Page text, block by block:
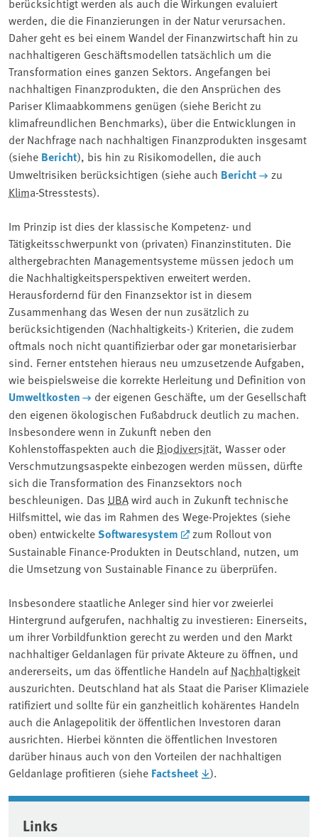
werden, die die Finanzierungen in der Natur verursachen.
Daher geht es bei einem Wandel der Finanzwirtschaft hin zu
nachhaltigeren Geschäftsmodellen tatsächlich um die
Transformation eines ganzen Sektors. Angefangen bei
nachhaltigen Finanzprodukten, die den Ansprüchen des
Pariser Klimaabkommens genügen (siehe Bericht zu
klimafreundlichen Benchmarks), über die Entwicklungen in
der Nachfrage nach nachhaltigen Finanzprodukten insgesamt
(siehe Bericht), bis hin zu Risikomodellen, die auch
Umweltrisiken berücksichtigen (siehe auch Bericht
zu
Klima-Stresstests).
Im Prinzip ist dies der klassische Kompetenz- und
Tätigkeitsschwerpunkt von (privaten) Finanzinstituten. Die
althergebrachten Managementsysteme müssen jedoch um
die Nachhaltigkeitsperspektiven erweitert werden.
Herausfordernd für den Finanzsektor ist in diesem
Zusammenhang das Wesen der nun zusätzlich zu
berücksichtigenden (Nachhaltigkeits-) Kriterien, die zudem
oftmals noch nicht quantifizierbar oder gar monetarisierbar
sind. Ferner entstehen hieraus neu umzusetzende Aufgaben,
wie beispielsweise die korrekte Herleitung und Definition von
Umweltkosten
der eigenen Geschäfte, um der Gesellschaft
den eigenen ökologischen Fußabdruck deutlich zu machen.
Insbesondere wenn in Zukunft neben den
Kohlenstoffaspekten auch die ⁠ Biodiversität⁠, Wasser oder
Verschmutzungsaspekte einbezogen werden müssen, dürfte
sich die Transformation des Finanzsektors noch
beschleunigen. Das UBAwird auch in Zukunft technische
Hilfsmittel, wie das im Rahmen des Wege-Projektes (siehe
oben) entwickelteSoftwaresystem
zum Rollout von
Sustainable Finance-Produkten in Deutschland, nutzen, um
die Umsetzung von Sustainable Finance zu überprüfen.
Insbesondere staatliche Anleger sind hier vor zweierlei
Hintergrund aufgerufen, nachhaltig zu investieren: Einerseits,
um ihrer Vorbildfunktion gerecht zu werden und den Markt
nachhaltiger Geldanlagen für private Akteure zu öffnen, und
andererseits, um das öffentliche Handeln aufNachhaltigkeit
auszurichten. Deutschland hat als Staat die Pariser Klimaziele
ratifiziert und sollte für ein ganzheitlich kohärentes Handeln
auch die Anlagepolitik der öffentlichen Investoren daran
ausrichten. Hierbei könnten die öffentlichen Investoren
darüber hinaus auch von den Vorteilen der nachhaltigen
Geldanlage profitieren (siehe Factsheet ).
Associated content
Links